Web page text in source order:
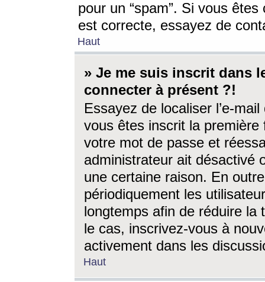
pour un “spam”. Si vous
est correcte, essayez de
Haut
» Je me suis inscrit dans
connecter à présent ?!
Essayez de localiser l’e-
vous êtes inscrit la première
votre mot de passe et
administrateur ait désactivé
une certaine raison. En
périodiquement les
longtemps afin de réduire la
le cas, inscrivez-vous à
activement dans les
Haut